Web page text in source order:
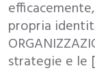
propria
strategie e le